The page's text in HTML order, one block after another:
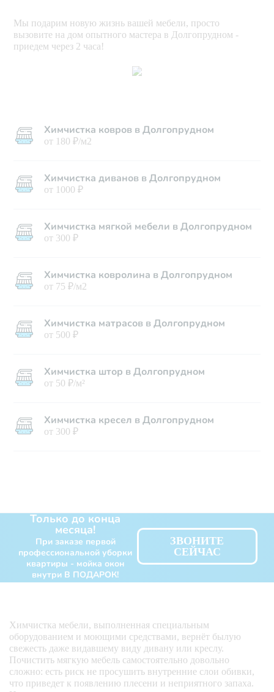
Мы подарим новую жизнь вашей мебели, просто
вызовите на дом опытного мастера в Долгопрудном -
приедем через 2 часа!
Химчистка ковров в Долгопрудном
от 180 ₽/м2
Химчистка диванов в Долгопрудном
от 1000 ₽
Химчистка мягкой мебели в Долгопрудном
от 300 ₽
Химчистка ковролина в Долгопрудном
от 75 ₽/м2
Химчистка матрасов в Долгопрудном
от 500 ₽
Химчистка штор в Долгопрудном
от 50 ₽/м²
Химчистка кресел в Долгопрудном
от 300 ₽
Только до конца
месяца!
При заказе первой
профессиональной уборки
квартиры - мойка окон
внутри В ПОДАРОК!
ЗВОНИТЕ
СЕЙЧАС
Химчистка мебели, выполненная специальным
оборудованием и моющими средствами, вернёт былую
свежесть даже видавшему виду дивану или креслу.
Почистить мягкую мебель самостоятельно довольно
сложно: есть риск не просушить внутренние слои обивки,
что приведет к появлению плесени и неприятного запаха.